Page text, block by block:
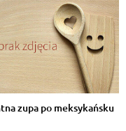
zupa po meksykańsku